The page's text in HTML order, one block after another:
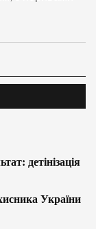
детінізація
України